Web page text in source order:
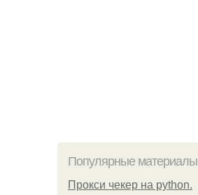
Популярные материалы
Прокси чекер на python.